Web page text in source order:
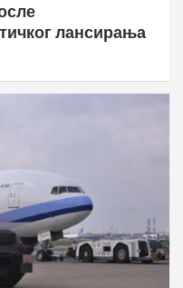
лансирања